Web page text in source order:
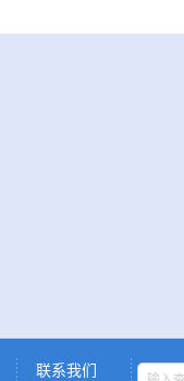
联系我们